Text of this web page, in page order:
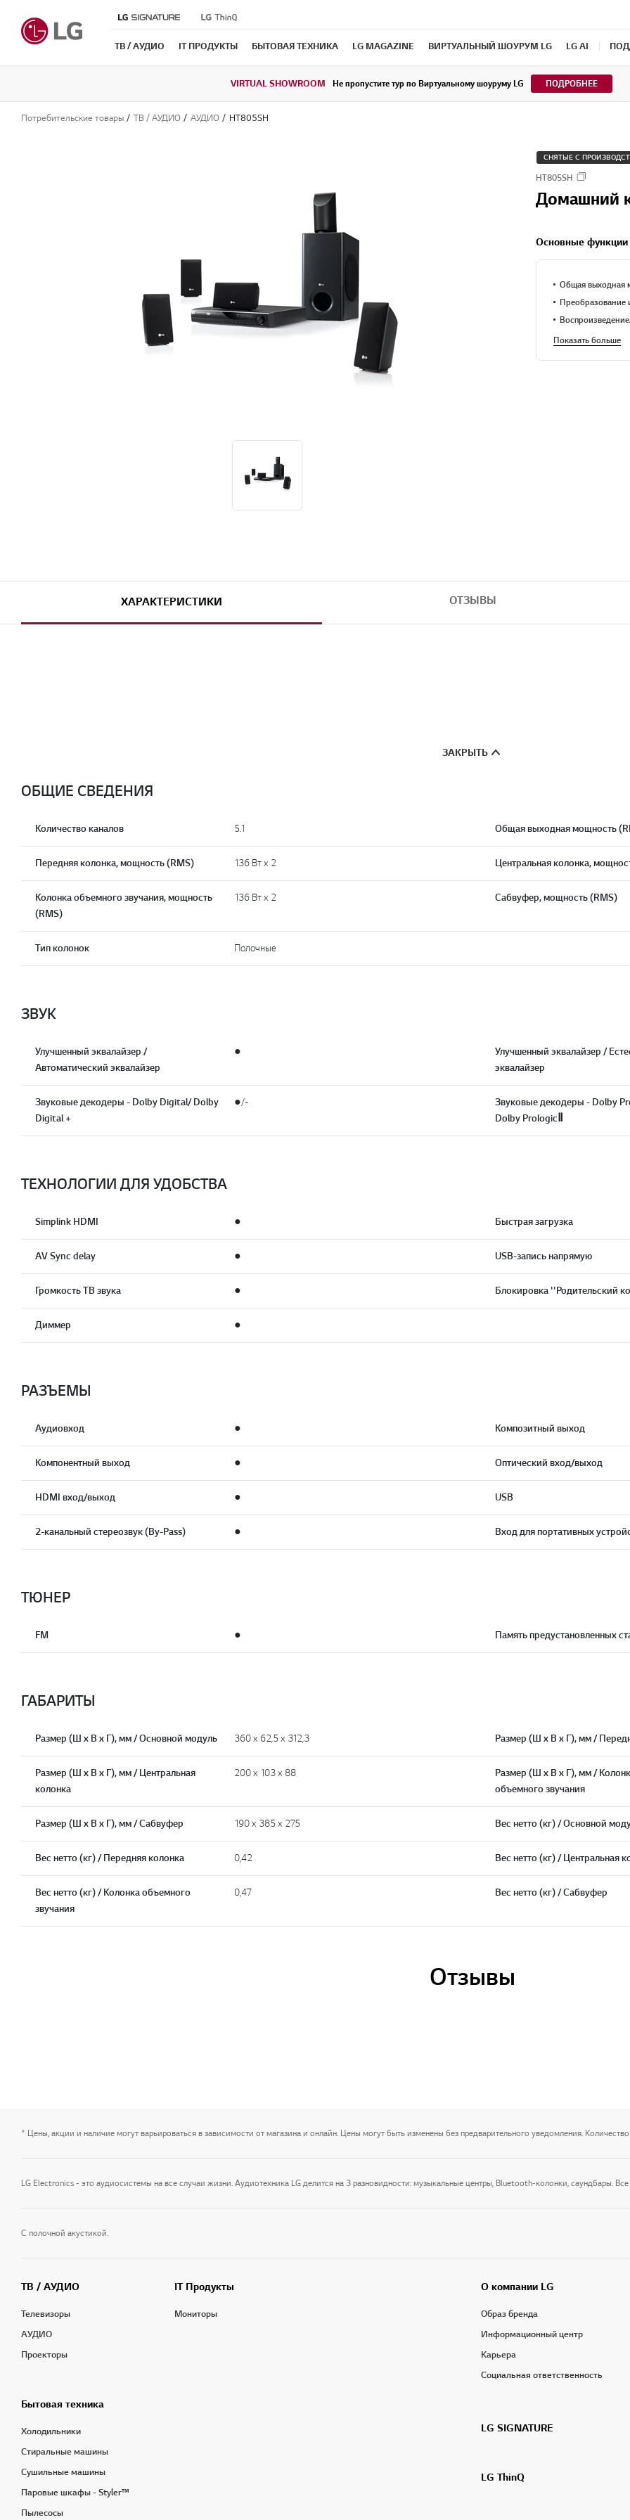
ТВ / АУДИО IT ПРОДУКТЫ БЫТОВАЯ ТЕХНИКА LG MAGAZINE ВИРТУАЛЬНЫЙ ШОУРУМ LG LG AI
VIRTUAL SHOWROOM Не пропустите тур по Виртуальному шоуруму LG ПОДРОБНЕЕ
Потребительские товары ТВ / АУДИО АУДИО HT805SH
СНЯТЫЕ С
HT805SH
Домашний
Основные функции
Общая выходная
Преобразование
Показать больше
ХАРАКТЕРИСТИКИ ОТЗЫВЫ
ЗАКРЫТЬ
ОБЩИЕ СВЕДЕНИЯ
Количество каналов 5.1 Общая выходная мощность
Передняя колонка, мощность (RMS) 136 Вт х 2 Центральная колонка,
Колонка объемного звучания, мощность
(RMS)
136 Вт х 2 Сабвуфер, мощность (RMS)
Тип колонок Полочные
ЗВУК
Улучшенный эквалайзер /
Автоматический эквалайзер
●
Улучшенный эквалайзер /
эквалайзер
Звуковые декодеры - Dolby Digital/ Dolby
Digital +
●/-
Звуковые декодеры - Dolby
Dolby PrologicⅡ
ТЕХНОЛОГИИ ДЛЯ УДОБСТВА
Simplink HDMI ● Быстрая загрузка
AV Sync delay ● USB-запись напрямую
Громкость ТВ звука ● Блокировка ''Родительский
Диммер ●
РАЗЪЕМЫ
Аудиовход ● Композитный выход
Компонентный выход ● Оптический вход/выход
HDMI вход/выход ● USB
2-канальный стереозвук (By-Pass) ● Вход для портативных
ТЮНЕР
FM ● Память предустановленных
ГАБАРИТЫ
Размер (Ш х В х Г), мм / Основной модуль 360 x 62,5 x 312,3 Размер (Ш х В х Г), мм /
Размер (Ш х В х Г), мм / Центральная
колонка
200 x 103 x 88
Размер (Ш х В х Г), мм /
объемного звучания
Размер (Ш х В х Г), мм / Сабвуфер 190 x 385 x 275 Вес нетто (кг) / Основной
Вес нетто (кг) / Передняя колонка 0,42 Вес нетто (кг) / Центральная
Вес нетто (кг) / Колонка объемного
звучания
0,47 Вес нетто (кг) / Сабвуфер
Отзывы
* Цены, акции и наличие могут варьироваться в зависимости от магазина и онлайн. Цены могут быть изменены без предварительного уведомления.
С полочной акустикой.
ТВ / АУДИО
Телевизоры
АУДИО
Проекторы
IT Продукты
Мониторы
Бытовая техника
Холодильники
Стиральные машины
Сушильные машины
Паровые шкафы - Styler™
Пылесосы
О компании LG
Образ бренда
Информационный центр
Карьера
Социальная ответственность
LG SIGNATURE
LG ThinQ